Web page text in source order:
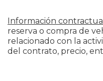
Información
reserva o compra de
relacionado con la
del contrato, precio,